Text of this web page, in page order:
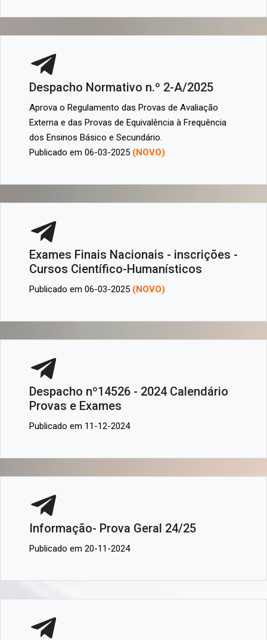
Despacho Normativo n.º 2-A/2025
Aprova o Regulamento das Provas de Avaliação
Externa e das Provas de Equivalência à Frequência
dos Ensinos Básico e Secundário.
Publicado em 06-03-2025 (NOVO)
Exames Finais Nacionais - inscrições -
Cursos Científico-Humanísticos
Publicado em 06-03-2025 (NOVO)
Despacho nº14526 - 2024 Calendário
Provas e Exames
Publicado em 11-12-2024
Informação- Prova Geral 24/25
Publicado em 20-11-2024